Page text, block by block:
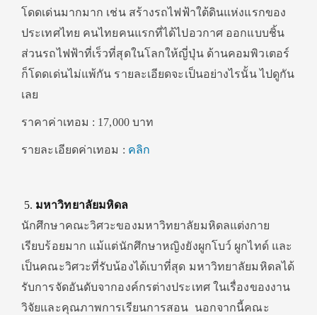
โดดเด่นมากมาก เช่น สร้างรถไฟฟ้าใต้ดินแห่งแรกของ
ประเทศไทย คนไทยคนแรกที่ได้ไปอวกาศ ออกแบบชิ้น
ส่วนรถไฟฟ้าที่เร็วที่สุดในโลกให้ญี่ปุ่น ด้านคอมพิวเตอร์
ก็โดดเด่นไม่แพ้กัน รายละเอียดจะเป็นอย่างไรนั้น ไปดูกัน
เลย
ราคาค่าเทอม : 17,000 บาท
รายละเอียดค่าเทอม : คลิก
มหาวิทยาลัยมหิดล
นักศึกษาคณะวิศวะของมหาวิทยาลัยมหิดลแต่งกาย
เรียบร้อยมาก แม้แต่นักศึกษาหญิงยังผูกโบว์ ผูกไทด์ และ
เป็นคณะวิศวะที่รับน้องได้เบาที่สุด มหาวิทยาลัยมหิดลได้
รับการจัดอันดับจากองค์กรต่างประเทศ ในเรื่องของงาน
วิจัยและคุณภาพการเรียนการสอน นอกจากนี้คณะ